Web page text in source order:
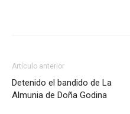
Artículo anterior
Detenido el bandido de La
Almunia de Doña Godina